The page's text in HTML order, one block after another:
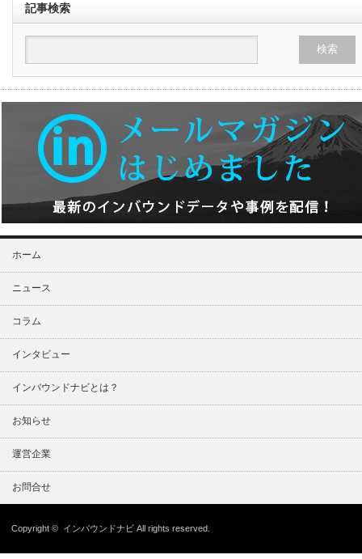
記事検索
ホーム
ニュース
コラム
インタビュー
インバウンドナビとは？
お知らせ
運営企業
お問合せ
Copyright © インバウンドナビ All rights reserved.